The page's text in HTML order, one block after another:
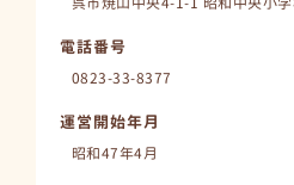
電話番号
0823-33-8377
運営開始年月
昭和47年4月